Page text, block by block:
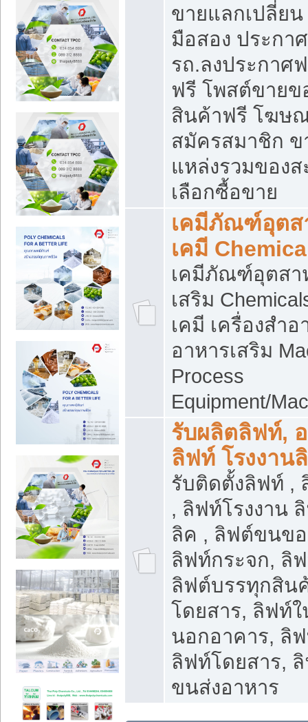
ขายแลกเปลี่ย
มือสอง ประกา
รถ.ลงประกาศ
ฟรี โพสต์ขาย
สินค้าฟรี โฆษ
สมัครสมาชิก ข
แหล่งรวมของ
เลือกซื้อขาย
เคมีภัณฑ์อุตส
เคมี
เคมีภัณฑ์อุตสา
เสริม
เคมี เครื่องสำ
อาหารเสริม
Process
Equipment/
รับผลิตลิฟท์,
ลิฟท์ โรงงาน
รับติดตั้งลิฟท์ ,
, ลิฟท์โรงงาน
ลิค , ลิฟต์ขนข
ลิฟท์กระจก, ลิ
ลิฟต์บรรทุกสิน
โดยสาร, ลิฟท์
นอกอาคาร, ลิ
ลิฟท์โดยสาร,
ขนส่งอาหาร